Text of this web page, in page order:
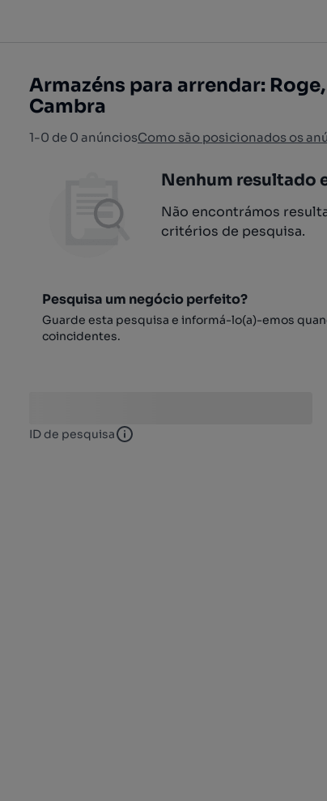
Armazéns para arrendar:
Cambra
1-0 de 0 anúnciosComo são posicionados os
Nenhum resultado
Não encontrámos
critérios de pesquisa.
Pesquisa um negócio perfeito?
Guarde esta pesquisa e informá-lo(a)-emos
coincidentes.
ID de pesquisa ID de pesquisa